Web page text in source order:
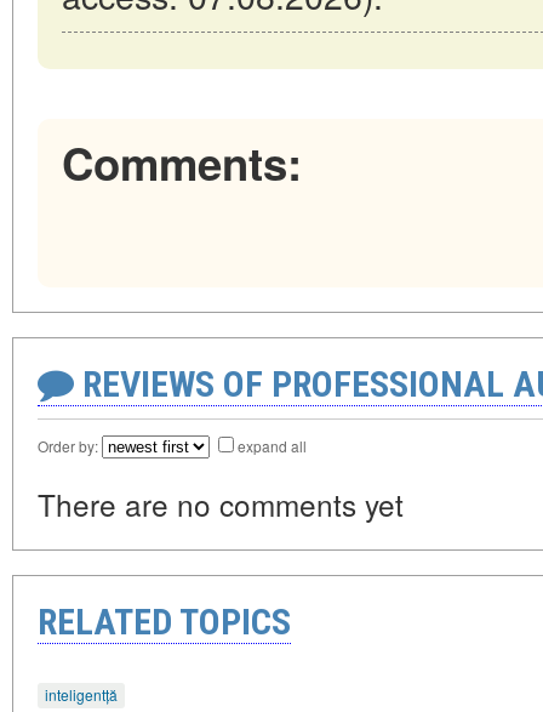
Comments:
REVIEWS OF PROFESSIONAL
Order by: expand all
There are no comments yet
RELATED TOPICS
inteligentță